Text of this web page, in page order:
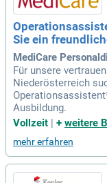
Sie ein
MediCare
Für unsere
Niederösterreich
Ausbildung.
Vollzeit
+ weitere
mehr erfahren